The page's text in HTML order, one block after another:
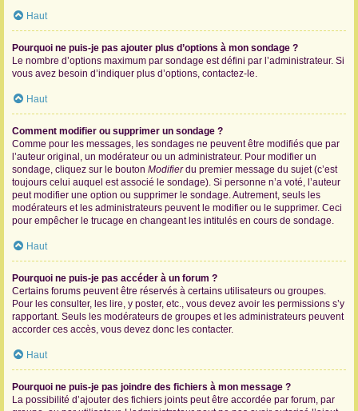
Haut
Pourquoi ne puis-je pas ajouter plus d’options à mon sondage ?
Le nombre d’options maximum par sondage est défini par l’administrateur. Si
vous avez besoin d’indiquer plus d’options, contactez-le.
Haut
Comment modifier ou supprimer un sondage ?
Comme pour les messages, les sondages ne peuvent être modifiés que par
l’auteur original, un modérateur ou un administrateur. Pour modifier un
sondage, cliquez sur le bouton Modifierdu premier message du sujet (c’est
toujours celui auquel est associé le sondage). Si personne n’a voté, l’auteur
peut modifier une option ou supprimer le sondage. Autrement, seuls les
modérateurs et les administrateurs peuvent le modifier ou le supprimer. Ceci
pour empêcher le trucage en changeant les intitulés en cours de sondage.
Haut
Pourquoi ne puis-je pas accéder à un forum ?
Certains forums peuvent être réservés à certains utilisateurs ou groupes.
Pour les consulter, les lire, y poster, etc., vous devez avoir les permissions s’y
rapportant. Seuls les modérateurs de groupes et les administrateurs peuvent
accorder ces accès, vous devez donc les contacter.
Haut
Pourquoi ne puis-je pas joindre des fichiers à mon message ?
La possibilité d’ajouter des fichiers joints peut être accordée par forum, par